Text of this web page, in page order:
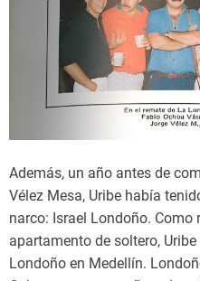
Además, un año antes de
Vélez Mesa, Uribe había
narco: Israel Londoño. Como
apartamento de soltero,
Londoño en Medellín.